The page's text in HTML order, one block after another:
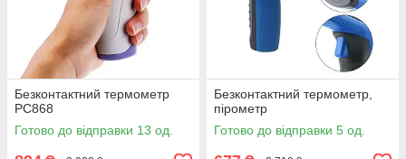
Безконтактний термометр
PC868
Готово до відправки 13 од.
Безконтактний термометр,
пірометр
Готово до відправки 5 од.